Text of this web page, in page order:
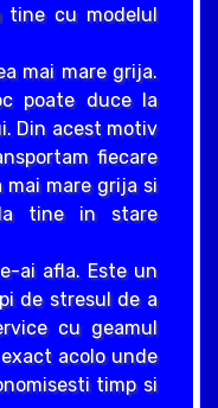
tine cu modelul
mai mare grija.
poate duce la
Din acest motiv
fiecare
mai mare grija si
tine in stare
ai afla. Este un
de stresul de a
cu geamul
acolo unde
timp si